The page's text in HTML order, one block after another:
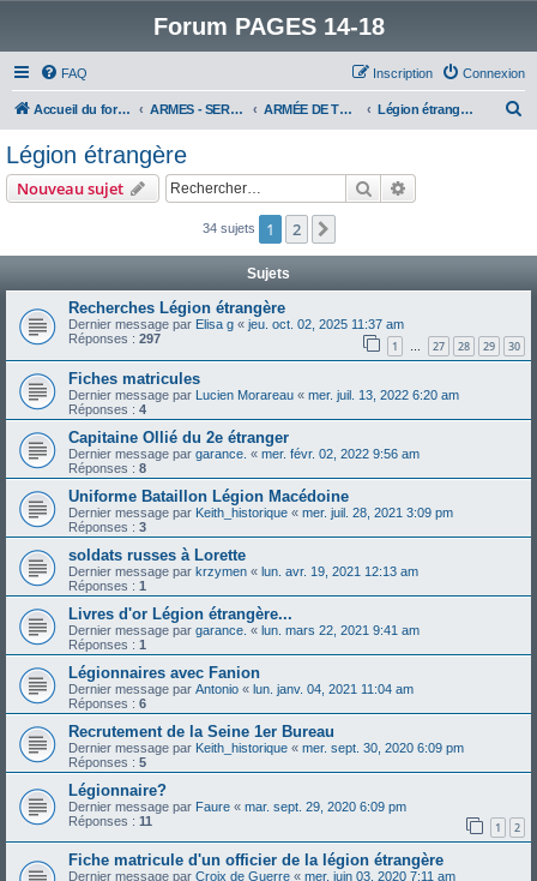
Forum PAGES 14-18
FAQ Connexion
Inscription
Accueil du forum ARMES - SERVICES - UNITES : historiques & discussions ARMÉE DE TERRE Légion étrangère
e
Légion étrangère
Nouveau sujet Rechercher
34 sujets 1 2
Sujets
Recherches Légion étrangère
Dernier message par Elisa g « jeu. oct. 02, 2025 11:37 am
Réponses : 297 1 … 27 28 29 30
Fiches matricules
Dernier message par Lucien Morareau « mer. juil. 13, 2022 6:20 am
Réponses : 4
Capitaine Ollié du 2e étranger
Dernier message par garance. « mer. févr. 02, 2022 9:56 am
Réponses : 8
Uniforme Bataillon Légion Macédoine
Dernier message par Keith_historique « mer. juil. 28, 2021 3:09 pm
Réponses : 3
soldats russes à Lorette
Dernier message par krzymen « lun. avr. 19, 2021 12:13 am
Réponses : 1
Livres d'or Légion étrangère...
Dernier message par garance. « lun. mars 22, 2021 9:41 am
Réponses : 1
Légionnaires avec Fanion
Dernier message par Antonio « lun. janv. 04, 2021 11:04 am
Réponses : 6
Recrutement de la Seine 1er Bureau
Dernier message par Keith_historique « mer. sept. 30, 2020 6:09 pm
Réponses : 5
Légionnaire?
Dernier message par Faure « mar. sept. 29, 2020 6:09 pm
Réponses : 11 1 2
Fiche matricule d'un officier de la légion étrangère
Dernier message par Croix de Guerre « mer. juin 03, 2020 7:11 am